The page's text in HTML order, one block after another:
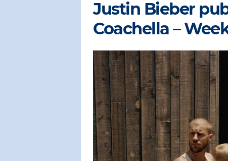
Justin Bieber
Coachella –
RADIO SUBY
KATY PERRY
Watch It Burn
SUBASIO
Gente Della